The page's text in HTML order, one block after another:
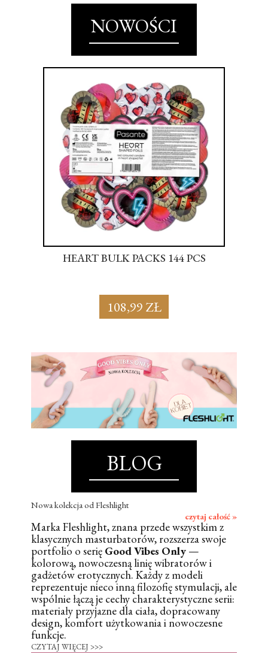
NOWOŚCI
HEART BULK PACKS 144 PCS
108,99 ZŁ
BLOG
Nowa kolekcja od Fleshlight
czytaj całość »
Marka Fleshlight, znana przede wszystkim z
klasycznych masturbatorów, rozszerza swoje
portfolio o serię Good Vibes Only —
kolorową, nowoczesną linię wibratorów i
gadżetów erotycznych. Każdy z modeli
reprezentuje nieco inną filozofię stymulacji, ale
wspólnie łączą je cechy charakterystyczne serii:
materiały przyjazne dla ciała, dopracowany
design, komfort użytkowania i nowoczesne
funkcje.
CZYTAJ WIĘCEJ >>>